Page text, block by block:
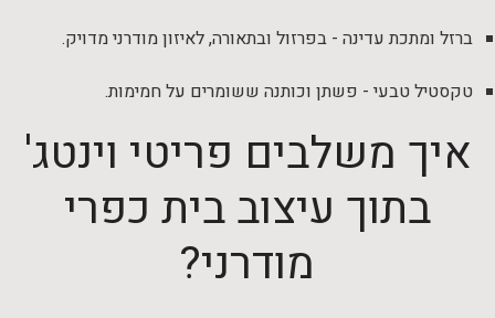
ברזל ומתכת עדינה - בפרזול ובתאורה, לאיזון מודרני מדויק.
טקסטיל טבעי - פשתן וכותנה ששומרים על חמימות.
איך משלבים פריטי וינטג'
בתוך עיצוב בית כפרי
מודרני?